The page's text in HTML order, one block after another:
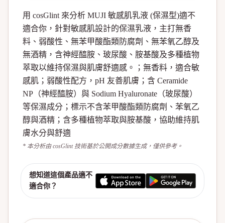
用 cosGlint 來分析 MUJI 敏感肌乳液 (保濕型)適不
適合你，針對敏感肌設計的保濕乳液，主打無香
料、弱酸性、無苯甲酸酯類防腐劑、無苯氧乙醇及
無酒精，含神經醯胺、玻尿酸、胺基酸及多種植物
萃取以維持保濕與肌膚舒適感。；無香料，適合敏
感肌；弱酸性配方，pH 友善肌膚；含 Ceramide
NP（神經醯胺）與 Sodium Hyaluronate（玻尿酸）
等保濕成分；標示不含苯甲酸酯類防腐劑、苯氧乙
醇與酒精；含多種植物萃取與胺基酸，協助維持肌
膚水分與舒適
* 本分析由 cosGlint 技術基於公開成分數據生成，僅供參考。
想知道這個產品適不
適合你？